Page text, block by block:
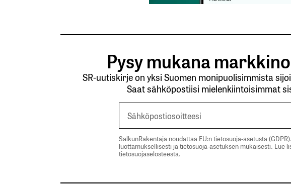
Pysy mukana
SR-uutiskirje on yksi Suomen monipuolisimmista
Saat sähköpostiisi mielenkiintoisimmat
SalkunRakentaja noudattaa EU:n tietosuoja-asetusta
luottamuksellisesti ja tietosuoja-asetuksen mukaisesti. Lue
tietosuojaselosteesta.